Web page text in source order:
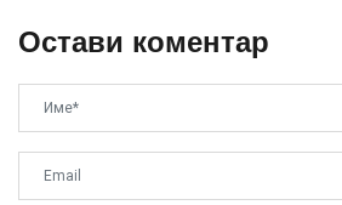
Остави коментар